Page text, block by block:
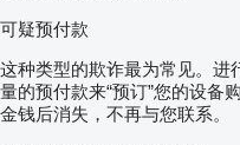
可疑预付款
这种类型的欺诈最为常见。进
量的预付款来“预订”您的设备
金钱后消失，不再与您联系。